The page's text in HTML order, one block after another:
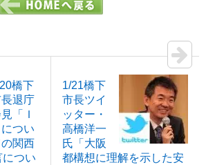
橋下
退庁
「Ｉ
につい
関西
つい
1/21橋下
市長ツイ
ッター・
高橋洋一
氏「大阪
都構想に理解を示した安